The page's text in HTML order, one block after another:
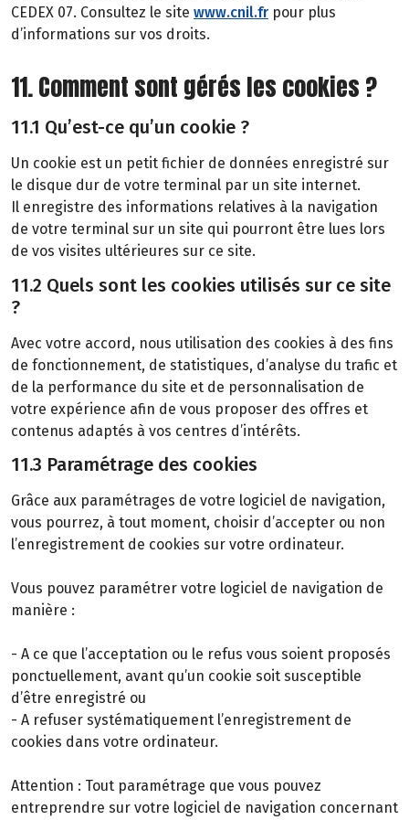
CEDEX 07. Consultez le site www.cnil.fr pour plus
d’informations sur vos droits.
11. Comment sont gérés les cookies ?
11.1 Qu’est-ce qu’un cookie ?
Un cookie est un petit fichier de données enregistré sur
le disque dur de votre terminal par un site internet.
Il enregistre des informations relatives à la navigation
de votre terminal sur un site qui pourront être lues lors
de vos visites ultérieures sur ce site.
11.2 Quels sont les cookies utilisés sur ce site
?
Avec votre accord, nous utilisation des cookies à des fins
de fonctionnement, de statistiques, d’analyse du trafic et
de la performance du site et de personnalisation de
votre expérience afin de vous proposer des offres et
contenus adaptés à vos centres d’intérêts.
11.3 Paramétrage des cookies
Grâce aux paramétrages de votre logiciel de navigation,
vous pourrez, à tout moment, choisir d’accepter ou non
l’enregistrement de cookies sur votre ordinateur.
Vous pouvez paramétrer votre logiciel de navigation de
manière :
- A ce que l’acceptation ou le refus vous soient proposés
ponctuellement, avant qu’un cookie soit susceptible
d’être enregistré ou
- A refuser systématiquement l’enregistrement de
cookies dans votre ordinateur.
Attention : Tout paramétrage que vous pouvez
entreprendre sur votre logiciel de navigation concernant